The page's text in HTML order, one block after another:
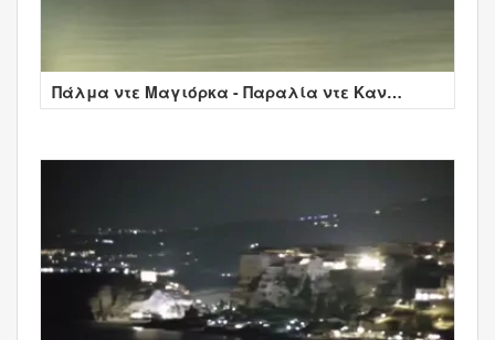
Πάλμα ντε Μαγιόρκα - Παραλία ντε Καν
Παστίγια